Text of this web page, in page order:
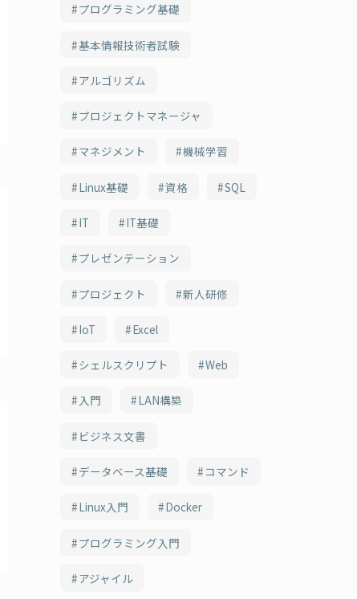
プログラミング基礎
基本情報技術者試験
アルゴリズム
プロジェクトマネージャ
マネジメント 機械学習
Linux基礎 資格 SQL
IT IT基礎
プレゼンテーション
プロジェクト 新人研修
IoT Excel
シェルスクリプト Web
入門 LAN構築
ビジネス文書
データベース基礎 コマンド
Linux入門 Docker
プログラミング入門
アジャイル